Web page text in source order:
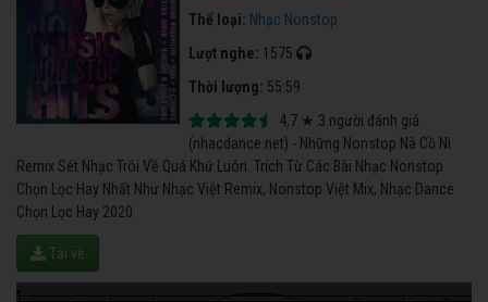
Thể loại: Nhạc Nonstop
Lượt nghe: 1575
Thời lượng: 55:59
4,7 ★ 3 người đánh giá
(nhacdance.net) - Những Nonstop Nà Cồ Nì
Remix Sét Nhạc Trôi Về Quá Khứ Luôn. Trích Từ Các Bài Nhạc Nonstop
Chọn Lọc Hay Nhất Như Nhạc Việt Remix, Nonstop Việt Mix, Nhạc Dance
Chọn Lọc Hay 2020.
Tải về